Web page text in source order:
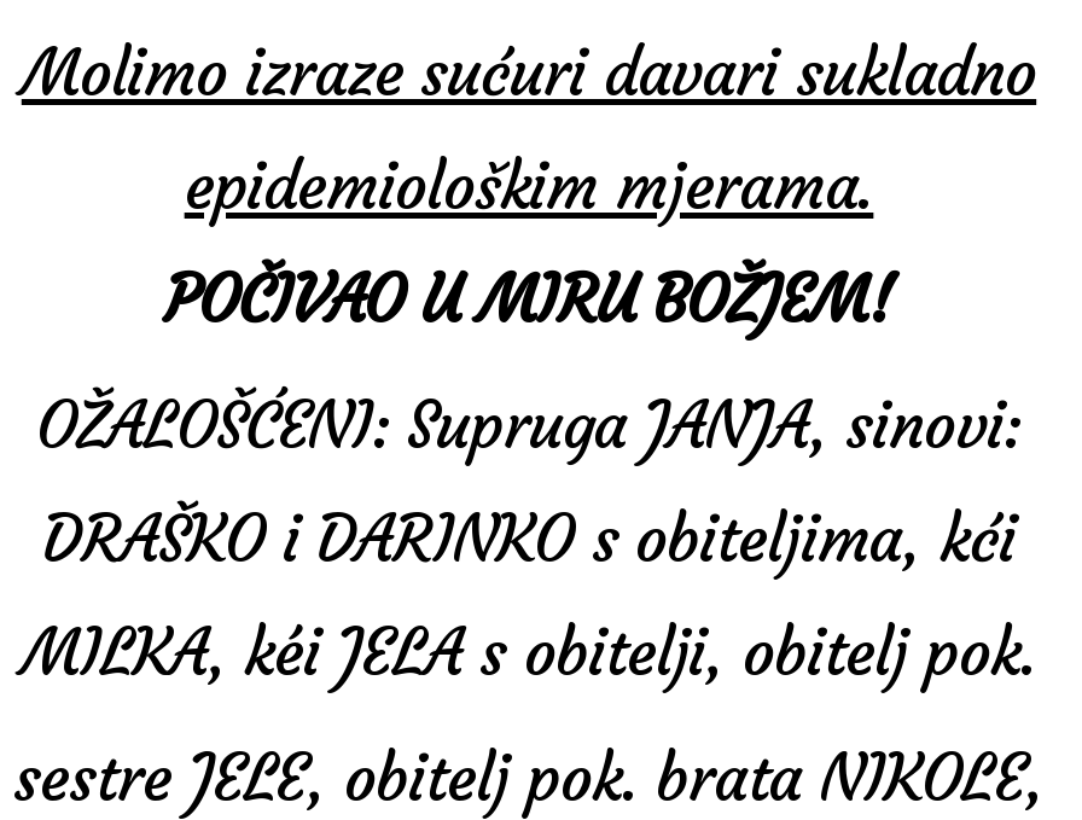
Molimo izraze sućuri davari sukladno
epidemiološkim mjerama.
POČIVAO U MIRU BOŽJEM!
OŽALOŠĆENI: Supruga JANJA, sinovi:
DRAŠKO i DARINKO s obiteljima, kći
MILKA, kéi JELA s obitelji, obitelj pok.
sestre JELE, obitelj pok. brata NIKOLE,